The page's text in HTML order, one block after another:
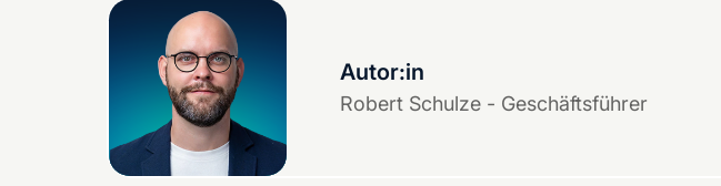
Autor:in
Robert Schulze - Geschäftsführer